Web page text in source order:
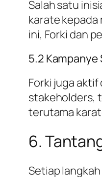
Salah satu
karate kepada
ini, Forki dan
5.2 Kampanye
Forki juga
stakeholders,
terutama
6.
Setiap